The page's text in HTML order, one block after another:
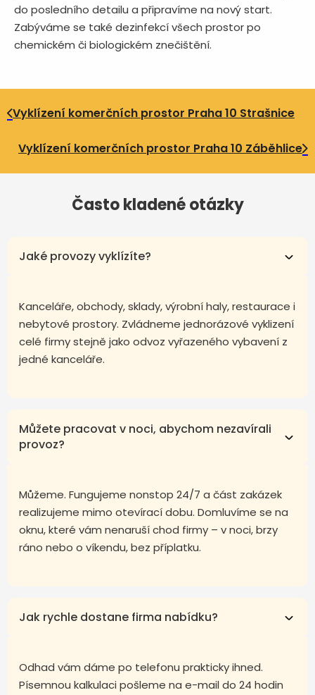
do posledního detailu a připravíme na nový start.
Zabýváme se také dezinfekcí všech prostor po
chemickém či biologickém znečištění.
Vyklízení komerčních prostor Praha 10 Strašnice
Vyklízení komerčních prostor Praha 10 Záběhlice
Často kladené otázky
Jaké provozy vyklízíte?
Kanceláře, obchody, sklady, výrobní haly, restaurace i
nebytové prostory. Zvládneme jednorázové vyklizení
celé firmy stejně jako odvoz vyřazeného vybavení z
jedné kanceláře.
Můžete pracovat v noci, abychom nezavírali
provoz?
Můžeme. Fungujeme nonstop 24/7 a část zakázek
realizujeme mimo otevírací dobu. Domluvíme se na
oknu, které vám nenaruší chod firmy – v noci, brzy
ráno nebo o víkendu, bez příplatku.
Jak rychle dostane firma nabídku?
Odhad vám dáme po telefonu prakticky ihned.
Písemnou kalkulaci pošleme na e-mail do 24 hodin